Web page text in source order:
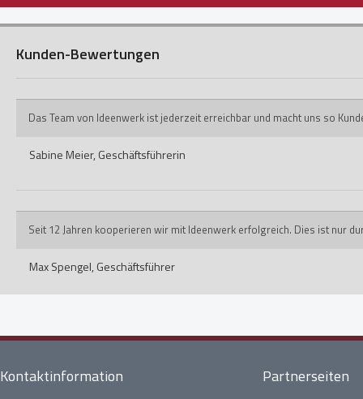
Kunden-Bewertungen
Das Team von Ideenwerk ist jederzeit erreichbar und macht uns so
Sabine Meier, Geschäftsführerin
Seit 12 Jahren kooperieren wir mit Ideenwerk erfolgreich. Dies ist nur
Max Spengel, Geschäftsführer
Kontaktinformation Partnerseiten